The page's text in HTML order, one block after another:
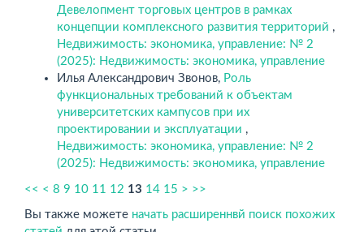
Девелопмент торговых центров в рамках
концепции комплексного развития территорий ,
Недвижимость: экономика, управление: № 2
(2025): Недвижимость: экономика, управление
Илья Александрович Звонов, Роль
функциональных требований к объектам
университетских кампусов при их
проектировании и эксплуатации ,
Недвижимость: экономика, управление: № 2
(2025): Недвижимость: экономика, управление
<< < 8 9 10 11 12 13 14 15 > >>
Вы также можете начать расширеннвй поиск похожих